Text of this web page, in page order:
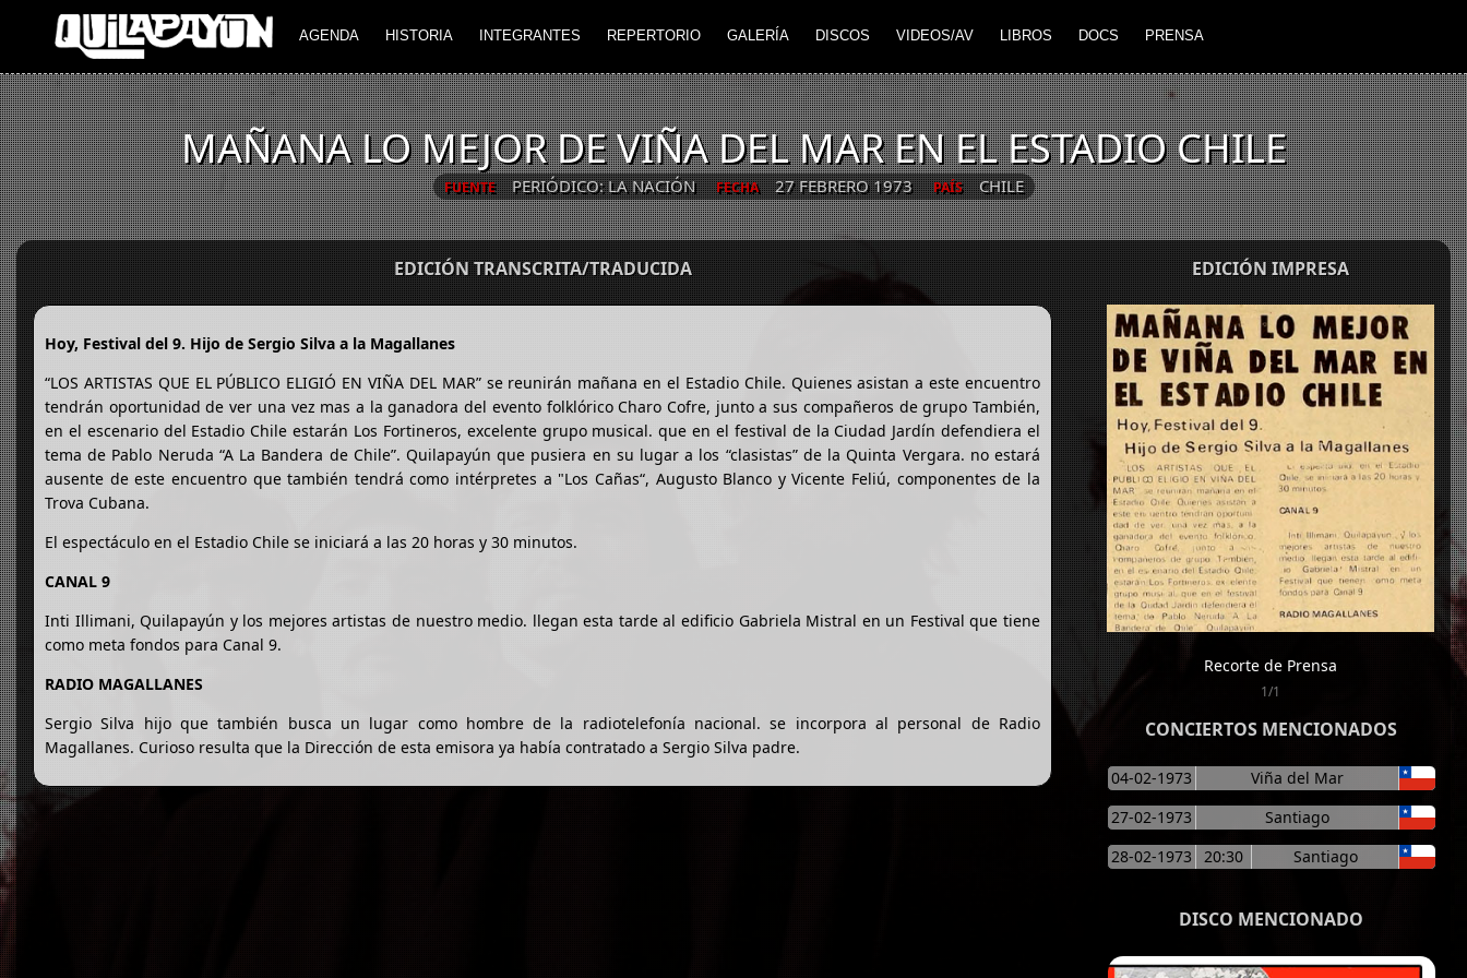
AGENDA HISTORIA INTEGRANTES REPERTORIO GALERÍA DISCOS VIDEOS/AV LIBROS DOCS PRENSA
MAÑANA LO MEJOR DE VIÑA DEL MAR EN EL ESTADIO CHILE
FUENTE PERIÓDICO: LA NACIÓN FECHA 27 FEBRERO 1973 PAÍS CHILE
EDICIÓN TRANSCRITA/TRADUCIDA
Hoy, Festival del 9. Hijo de Sergio Silva a la Magallanes
“LOS ARTISTAS QUE EL PÚBLICO ELIGIÓ EN VIÑA DEL MAR” se reunirán mañana en el Estadio Chile. Quienes asistan a este encuentro
tendrán oportunidad de ver una vez mas a la ganadora del evento folklórico Charo Cofre, junto a sus compañeros de grupo También,
en el escenario del Estadio Chile estarán Los Fortineros, excelente grupo musical. que en el festival de la Ciudad Jardín defendiera el
tema de Pablo Neruda “A La Bandera de Chile”. Quilapayún que pusiera en su lugar a los “clasistas” de la Quinta Vergara. no estará
ausente de este encuentro que también tendrá como intérpretes a "Los Cañas“, Augusto Blanco y Vicente Feliú, componentes de la
Trova Cubana.
El espectáculo en el Estadio Chile se iniciará a las 20 horas y 30 minutos.
CANAL 9
Inti Illimani, Quilapayún y los mejores artistas de nuestro medio. llegan esta tarde al edificio Gabriela Mistral en un Festival que tiene
como meta fondos para Canal 9.
RADIO MAGALLANES
Sergio Silva hijo que también busca un lugar como hombre de la radiotelefonía nacional. se incorpora al personal de Radio
Magallanes. Curioso resulta que la Dirección de esta emisora ya había contratado a Sergio Silva padre.
EDICIÓN IMPRESA
Recorte de Prensa
1/1
CONCIERTOS MENCIONADOS
04-02-1973
Viña del Mar
27-02-1973
Santiago
28-02-1973
20:30 Santiago
DISCO MENCIONADO